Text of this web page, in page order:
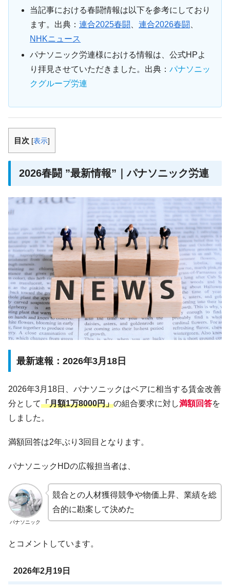
当記事における春闘情報は以下を参考にしており
ます。出典：連合2025春闘 、連合2026春闘
NHKニュース
パナソニック労連様における情報は、公式HPよ
り拝見させていただきました。出典：パナソニッ
クグループ労連
目次 [表示]
2026春闘 ”最新情報”｜パナソニック労連
最新速報：2026年3月18日
2026年3月18日、パナソニックはベアに相当する賃金改善
分として「月額1万8000円」の組合要求に対し満額回答を
しました。
満額回答は2年ぶり3回目となります。
パナソニックHDの広報担当者は、
パナソニック
競合との人材獲得競争や物価上昇、業績を総
合的に勘案して決めた
とコメントしています。
2026年2月19日